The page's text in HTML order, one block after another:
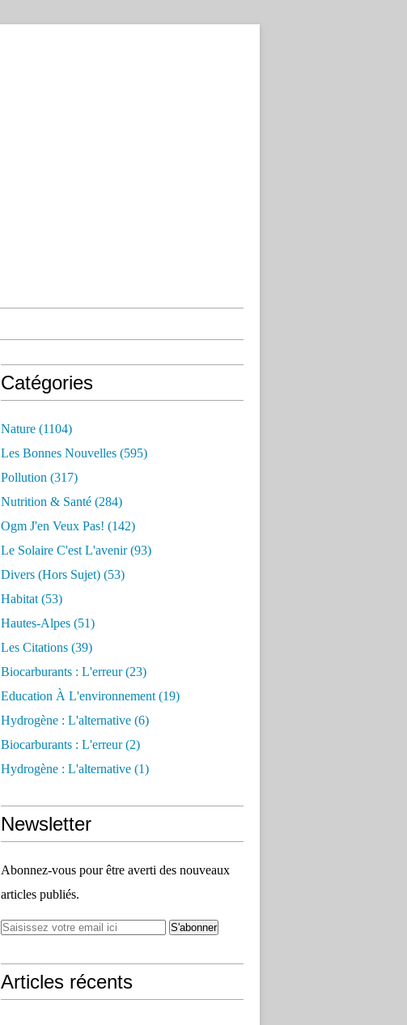
Catégories
Nature (1104)
Les Bonnes Nouvelles (595)
Pollution (317)
Nutrition & Santé (284)
Ogm J'en Veux Pas! (142)
Le Solaire C'est L'avenir(93)
Divers (hors Sujet) (53)
Habitat (53)
Hautes-Alpes (51)
Les Citations (39)
Biocarburants : L'erreur(23)
Education À L'environnement (19)
Hydrogène : L'alternative (6)
Biocarburants : L'erreur(2)
Hydrogène : L'alternative (1)
Newsletter
Abonnez-vous pour être averti des nouveaux
articles publiés.
Articles récents